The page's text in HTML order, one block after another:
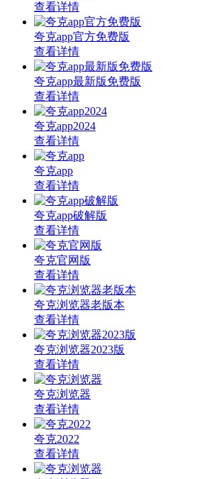
查看详情
夸克app官方免费版
查看详情
夸克app最新版免费版
查看详情
夸克app2024
查看详情
夸克app
查看详情
夸克app破解版
查看详情
夸克官网版
查看详情
夸克浏览器老版本
查看详情
夸克浏览器2023版
查看详情
夸克浏览器
查看详情
夸克2022
查看详情